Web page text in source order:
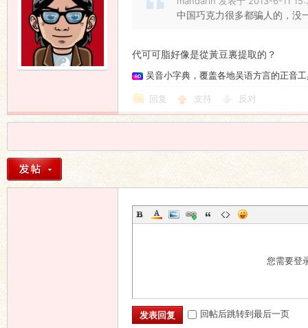
中国巧克力很多都骗人的，没
代可可脂好像是從黃豆裏提取的 ？
吴音小字典，覆盖各地吴语方言的正音
回复 支持 反对
您需要登
发表回复 回帖后跳转到最后一页